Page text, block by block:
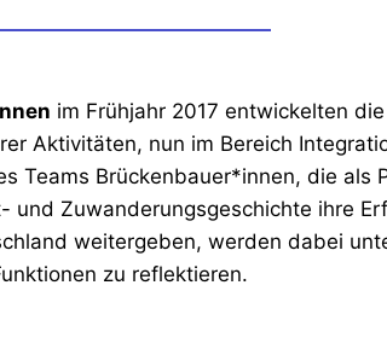
im Frühjahr 2017 entwickelten die
Aktivitäten, nun im Bereich
Teams Brückenbauer*innen, die als
Zuwanderungsgeschichte ihre
weitergeben, werden dabei
zu reflektieren.